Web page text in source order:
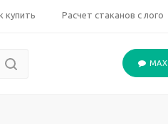
купить Расчет стаканов с лого
MAX